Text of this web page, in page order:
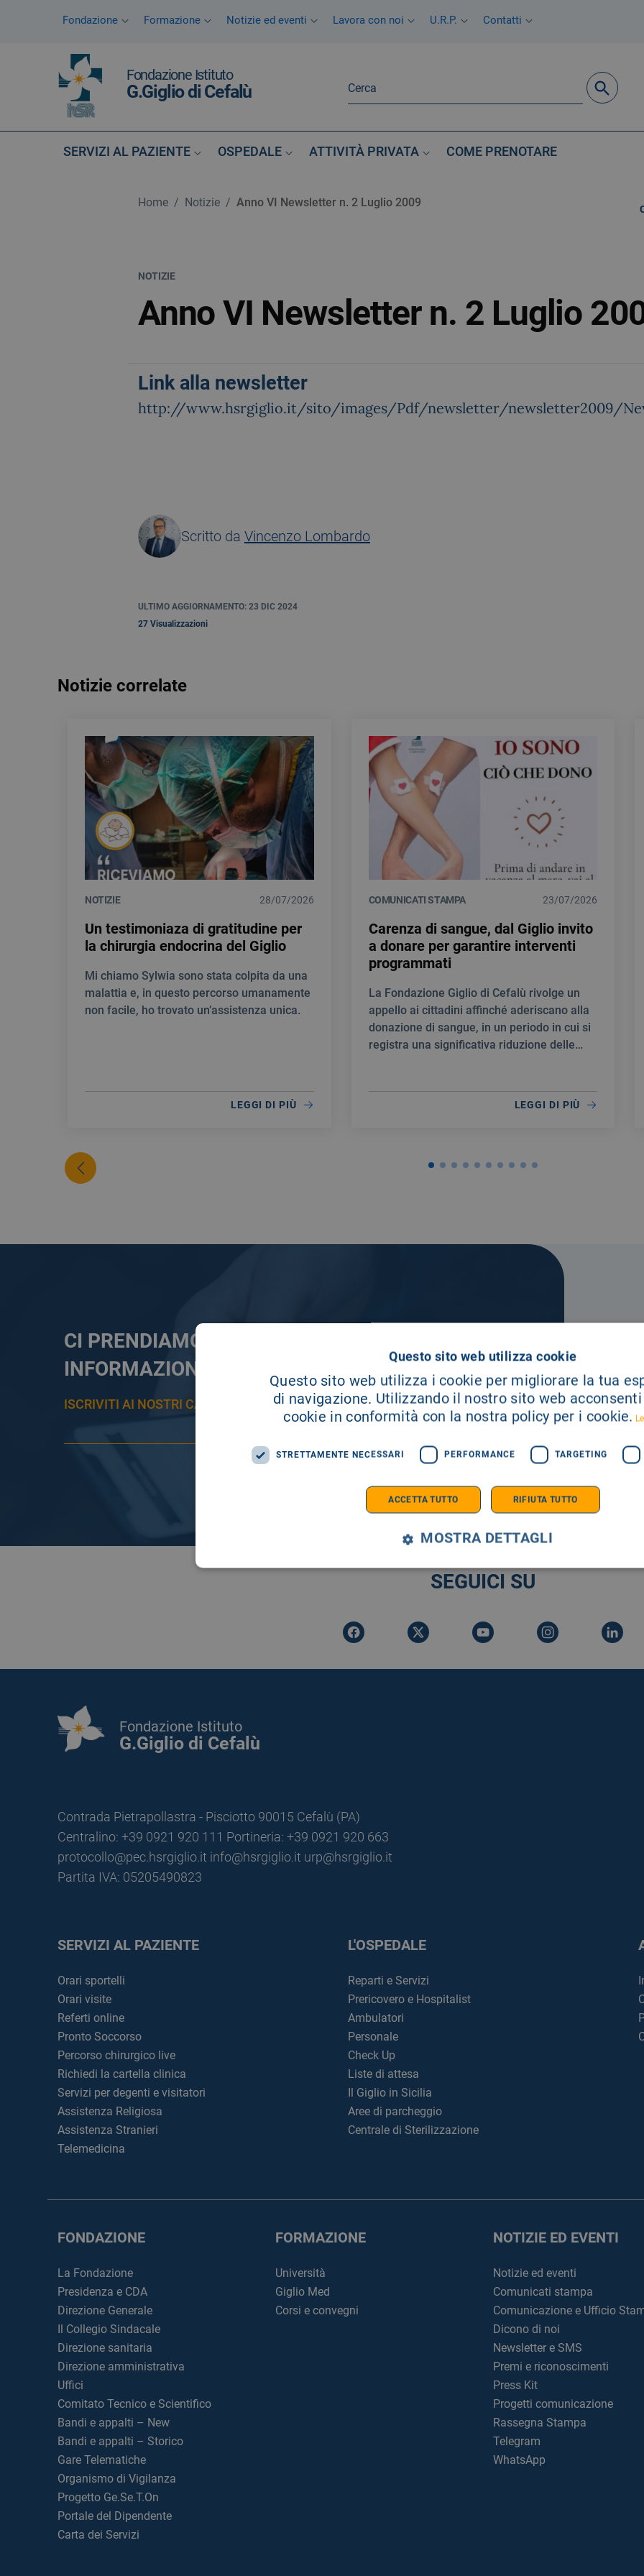
Vai al menu di navigazione
Fondazione Formazione Notizie ed eventi Lavora con noi U.R.P. Contatti
Fondazione Istituto
G.Giglio di Cefalù
SERVIZI AL PAZIENTE OSPEDALE ATTIVITÀ PRIVATA COME PRENOTARE
Home / Notizie / Anno VI Newsletter n. 2 Luglio 2009
NOTIZIE
Anno VI Newsletter n. 2 Luglio
Link alla newsletter
http://www.hsrgiglio.it/sito/images/Pdf/newsletter/newsletter2009/
Scritto da Vincenzo Lombardo
ULTIMO AGGIORNAMENTO: 23 DIC 2024
27 Visualizzazioni
Notizie correlate
NOTIZIE 28/07/2026
Un testimoniaza di gratitudine per
la chirurgia endocrina del Giglio
Mi chiamo Sylwia sono stata colpita da una
malattia e, in questo percorso umanamente
non facile, ho trovato un’assistenza unica.
LEGGI DI PIÙ
COMUNICATI STAMPA 23/07/2026
Carenza di sangue, dal Giglio invito
a donare per garantire interventi
programmati
La Fondazione Giglio di Cefalù rivolge un
appello ai cittadini affinché aderiscano alla
donazione di sangue, in un periodo in cui si
registra una significativa riduzione delle
LEGGI DI PIÙ
CI PRENDIAMO CURA DELLA TUA
INFORMAZIONE
ISCRIVITI AI NOSTRI CANALI PER RESTARE SEMPRE AGGIORNATO
SEGUICI SU
Fondazione Istituto
G.Giglio di Cefalù
Contrada Pietrapollastra - Pisciotto 90015 Cefalù (PA)
Centralino: +39 0921 920 111 Portineria: +39 0921 920 663
protocollo@pec.hsrgiglio.it info@hsrgiglio.it urp@hsrgiglio.it
Partita IVA: 05205490823
SERVIZI AL PAZIENTE
Orari sportelli
Orari visite
Referti online
Pronto Soccorso
Percorso chirurgico live
Richiedi la cartella clinica
Servizi per degenti e visitatori
Assistenza Religiosa
Assistenza Stranieri
Telemedicina
L'OSPEDALE
Reparti e Servizi
Prericovero e Hospitalist
Ambulatori
Personale
Check Up
Liste di attesa
Il Giglio in Sicilia
Aree di parcheggio
Centrale di Sterilizzazione
FONDAZIONE
La Fondazione
Presidenza e CDA
Direzione Generale
Il Collegio Sindacale
Direzione sanitaria
Direzione amministrativa
Uffici
Comitato Tecnico e Scientifico
Bandi e appalti – New
Bandi e appalti – Storico
Gare Telematiche
Organismo di Vigilanza
Progetto Ge.Se.T.On
Portale del Dipendente
Carta dei Servizi
FORMAZIONE
Università
Giglio Med
Corsi e convegni
NOTIZIE ED EVENTI
Notizie ed eventi
Comunicati stampa
Comunicazione e Ufficio
Dicono di noi
Newsletter e SMS
Premi e riconoscimenti
Press Kit
Progetti comunicazione
Rassegna Stampa
Telegram
WhatsApp
Questo sito web utilizza cookie
Questo sito web utilizza i cookie per migliorare la tua
di navigazione. Utilizzando il nostro sito web
cookie in conformità con la nostra policy per i cookie.
STRETTAMENTE NECESSARI PERFORMANCE TARGETING
ACCETTA TUTTO RIFIUTA TUTTO
MOSTRA DETTAGLI